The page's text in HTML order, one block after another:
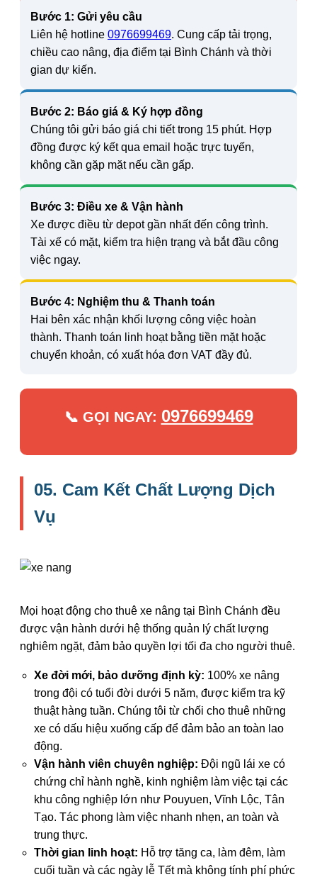
Bước 1: Gửi yêu cầu
Liên hệ hotline 0976699469. Cung cấp tải trọng,
chiều cao nâng, địa điểm tại Bình Chánh và thời
gian dự kiến.
Bước 2: Báo giá & Ký hợp đồng
Chúng tôi gửi báo giá chi tiết trong 15 phút. Hợp
đồng được ký kết qua email hoặc trực tuyến,
không cần gặp mặt nếu cần gấp.
Bước 3: Điều xe & Vận hành
Xe được điều từ depot gần nhất đến công trình.
Tài xế có mặt, kiểm tra hiện trạng và bắt đầu công
việc ngay.
Bước 4: Nghiệm thu & Thanh toán
Hai bên xác nhận khối lượng công việc hoàn
thành. Thanh toán linh hoạt bằng tiền mặt hoặc
chuyển khoản, có xuất hóa đơn VAT đầy đủ.
📞 GỌI NGAY: 0976699469
05. Cam Kết Chất Lượng Dịch
Vụ
Mọi hoạt động cho thuê xe nâng tại Bình Chánh đều
được vận hành dưới hệ thống quản lý chất lượng
nghiêm ngặt, đảm bảo quyền lợi tối đa cho người thuê.
Xe đời mới, bảo dưỡng định kỳ: 100% xe nâng
trong đội có tuổi đời dưới 5 năm, được kiểm tra kỹ
thuật hàng tuần. Chúng tôi từ chối cho thuê những
xe có dấu hiệu xuống cấp để đảm bảo an toàn lao
động.
Vận hành viên chuyên nghiệp: Đội ngũ lái xe có
chứng chỉ hành nghề, kinh nghiệm làm việc tại các
khu công nghiệp lớn như Pouyuen, Vĩnh Lộc, Tân
Tạo. Tác phong làm việc nhanh nhẹn, an toàn và
trung thực.
Thời gian linh hoạt: Hỗ trợ tăng ca, làm đêm, làm
cuối tuần và các ngày lễ Tết mà không tính phí phức